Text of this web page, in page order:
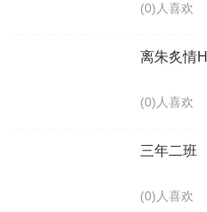
(0)人喜欢
离朱炙情H
(0)人喜欢
三年二班
(0)人喜欢